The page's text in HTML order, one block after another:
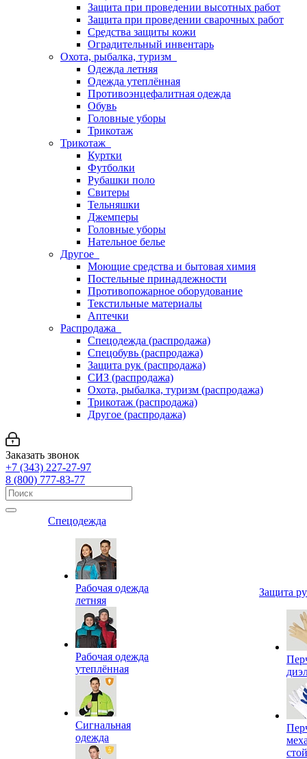
Защита при проведении высотных работ
Защита при проведении сварочных работ
Средства защиты кожи
Оградительный инвентарь
Охота, рыбалка, туризм
Одежда летняя
Одежда утеплённая
Противоэнцефалитная одежда
Обувь
Головные уборы
Трикотаж
Трикотаж
Куртки
Футболки
Рубашки поло
Свитеры
Тельняшки
Джемперы
Головные уборы
Нательное белье
Другое
Моющие средства и бытовая химия
Постельные принадлежности
Противопожарное оборудование
Текстильные материалы
Аптечки
Распродажа
Спецодежда (распродажа)
Спецобувь (распродажа)
Защита рук (распродажа)
СИЗ (распродажа)
Охота, рыбалка, туризм (распродажа)
Трикотаж (распродажа)
Другое (распродажа)
Заказать звонок
+7 (343) 227-27-97
8 (800) 777-83-77
Спецодежда
Рабочая одежда
летняя
Рабочая одежда
утеплённая
Сигнальная
одежда
Защита